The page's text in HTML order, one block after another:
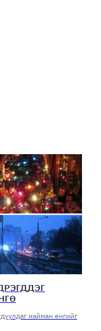
найман өнгийг